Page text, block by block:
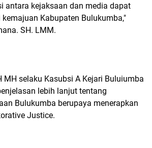
antara kejaksaan dan media dapat
Kabupaten Bulukumba,"
SH. LMM.
MH selaku Kasubsi A Kejari Buluiumba
lebih lanjut tentang
Bulukumba berupaya menerapkan
Justice.